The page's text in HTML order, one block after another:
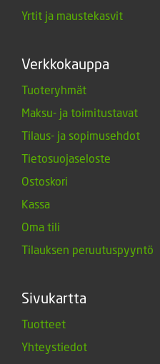
Yrtit ja maustekasvit
Verkkokauppa
Tuoteryhmät
Maksu- ja toimitustavat
Tilaus- ja sopimusehdot
Tietosuojaseloste
Ostoskori
Kassa
Oma tili
Tilauksen peruutuspyyntö
Sivukartta
Tuotteet
Yhteystiedot